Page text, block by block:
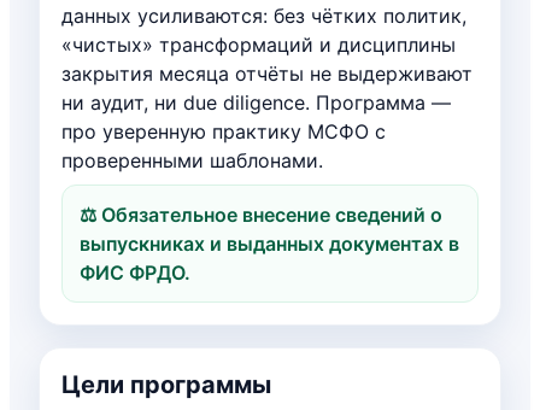
данных усиливаются: без чётких политик,
«чистых» трансформаций и дисциплины
закрытия месяца отчёты не выдерживают
ни аудит, ни due diligence. Программа —
про уверенную практику МСФО с
проверенными шаблонами.
⚖️ Обязательное внесение сведений о
выпускниках и выданных документах в
ФИС ФРДО.
Цели программы